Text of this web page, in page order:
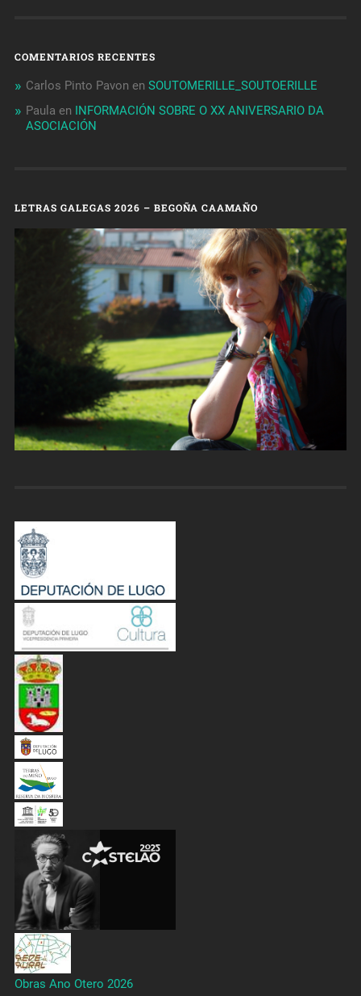
COMENTARIOS RECENTES
Carlos Pinto Pavon en SOUTOMERILLE_SOUTOERILLE
Paula en
INFORMACIÓN SOBRE O XX ANIVERSARIO DA
ASOCIACIÓN
LETRAS GALEGAS 2026 – BEGOÑA CAAMAÑO
Obras Ano Otero 2026